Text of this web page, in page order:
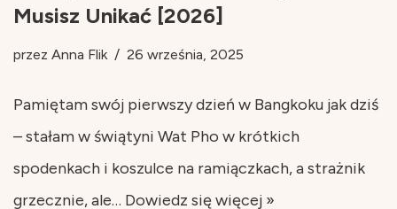
Musisz Unikać [2026]
przez Anna Flik 26 września, 2025
Pamiętam swój pierwszy dzień w Bangkoku jak dziś
– stałam w świątyni Wat Pho w krótkich
spodenkach i koszulce na ramiączkach, a strażnik
grzecznie, ale… Dowiedz się więcej »